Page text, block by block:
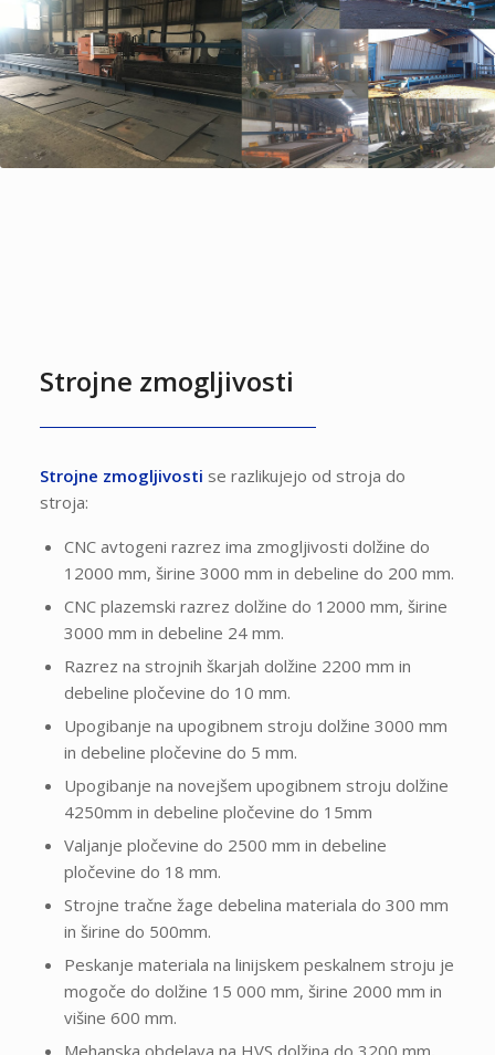
Strojne zmogljivosti
Strojne zmogljivosti se razlikujejo od stroja do
stroja:
CNC avtogeni razrez ima zmogljivosti dolžine do
12000 mm, širine 3000 mm in debeline do 200 mm.
CNC plazemski razrez dolžine do 12000 mm, širine
3000 mm in debeline 24 mm.
Razrez na strojnih škarjah dolžine 2200 mm in
debeline pločevine do 10 mm.
Upogibanje na upogibnem stroju dolžine 3000 mm
in debeline pločevine do 5 mm.
Upogibanje na novejšem upogibnem stroju dolžine
4250mm in debeline pločevine do 15mm
Valjanje pločevine do 2500 mm in debeline
pločevine do 18 mm.
Strojne tračne žage debelina materiala do 300 mm
in širine do 500mm.
Peskanje materiala na linijskem peskalnem stroju je
mogoče do dolžine 15 000 mm, širine 2000 mm in
višine 600 mm.
Mehanska obdelava na HVS dolžina do 3200 mm,